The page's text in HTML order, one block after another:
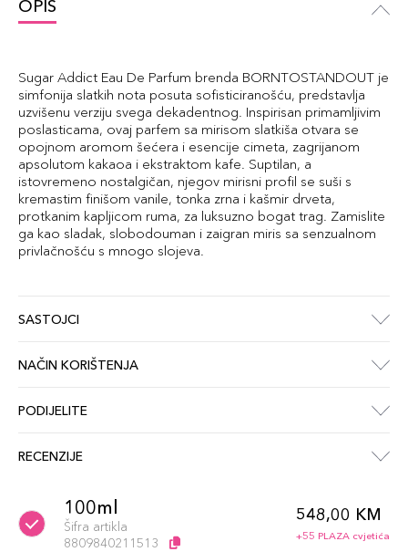
OPIS
Sugar Addict Eau De Parfum brenda BORNTOSTANDOUT je
simfonija slatkih nota posuta sofisticiranošću, predstavlja
uzvišenu verziju svega dekadentnog. Inspirisan primamljivim
poslasticama, ovaj parfem sa mirisom slatkiša otvara se
opojnom aromom šećera i esencije cimeta, zagrijanom
apsolutom kakaoa i ekstraktom kafe. Suptilan, a
istovremeno nostalgičan, njegov mirisni profil se suši s
kremastim finišom vanile, tonka zrna i kašmir drveta,
protkanim kapljicom ruma, za luksuzno bogat trag. Zamislite
ga kao sladak, slobodouman i zaigran miris sa senzualnom
privlačnošću s mnogo slojeva.
SASTOJCI
NAČIN KORIŠTENJA
PODIJELITE
RECENZIJE
100ml
Šifra artikla
8809840211513
548,00 KM
+55 PLAZA cvjetića